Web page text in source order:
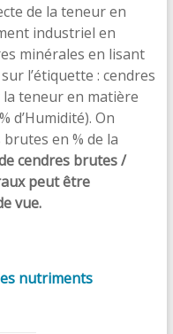
de la teneur en
industriel en
minérales en lisant
l’étiquette : cendres
teneur en matière
d’Humidité). On
en % de la
cendres brutes /
peut être
vue.
nutriments